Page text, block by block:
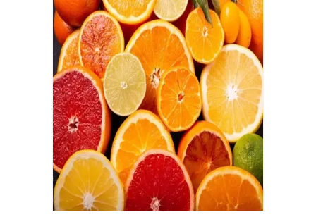
Oranges
Gatô s'inspire non seulement des saveurs du
Maroc mais aussi des couleurs du Maroc. Et on
ne peut pas visiter le Maroc sans être captivé
par l'orange, elle est partout. Le goût d'une
orange marocaine, c'est comme goûter une
vraie orange pour la première fois une gorgée
de soleil liquide. Avec leur douceur acidulée,
associez-les à la cannelle, à la cardamome, aux
dattes ou aux noix confites pour créer de
délicieuses associations de saveurs.